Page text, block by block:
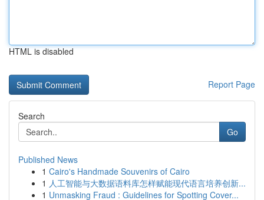
HTML is disabled
Report Page
Search
Go
Published News
1 Cairo's Handmade Souvenirs of Cairo
1 人工智能与大数据语料库怎样赋能现代语言培养创新...
1 Unmasking Fraud : Guidelines for Spotting Cover...